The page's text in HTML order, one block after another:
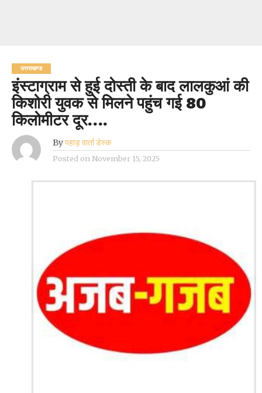
उत्तराखण्ड
इंस्टाग्राम से हुई दोस्ती के बाद लालकुआं की
किशोरी युवक से मिलने पहुंच गई 80
किलोमीटर दूर….
Byपहाड़ वार्ता डेस्क
Posted on November 15, 2025